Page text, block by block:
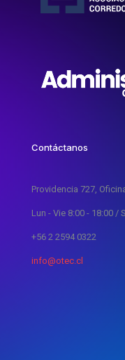
Contáctanos
Providencia 727,
Lun - Vie 8:00 - 18:00 /
+56 2 2594 0322
info@otec.cl